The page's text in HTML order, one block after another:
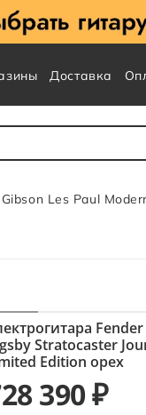
Доставка
Gibson Les Paul
Stratocaster
Edition орех
390 ₽